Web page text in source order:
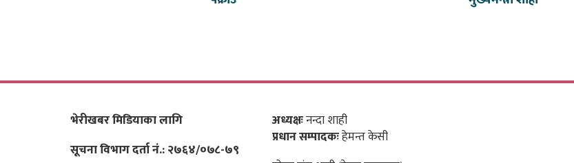
भेरीखबर मिडियाका लागि
सूचना विभाग दर्ता नं.: २७६४/०७८-७९
अध्यक्षःनन्दा शाही
प्रधान सम्पादकःहेमन्त केसी